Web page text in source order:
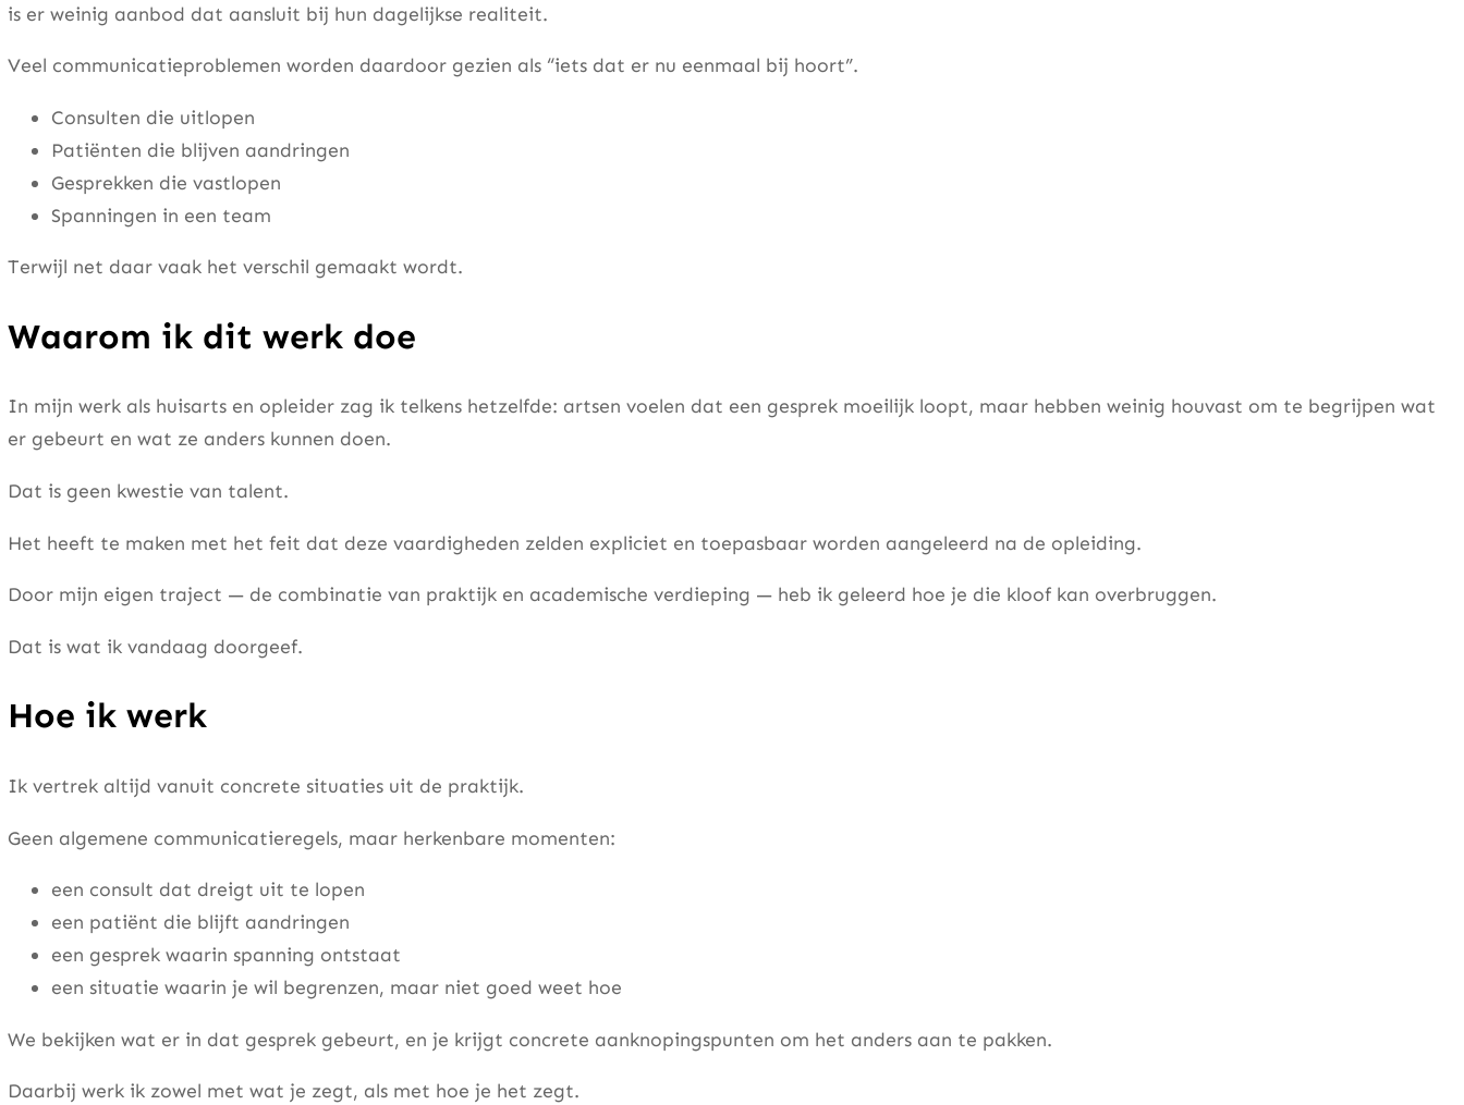
is er weinig aanbod dat aansluit bij hun dagelijkse realiteit.
Veel communicatieproblemen worden daardoor gezien als “iets dat er nu eenmaal bij hoort”.
Consulten die uitlopen
Patiënten die blijven aandringen
Gesprekken die vastlopen
Spanningen in een team
Terwijl net daar vaak het verschil gemaakt wordt.
Waarom ik dit werk doe
In mijn werk als huisarts en opleider zag ik telkens hetzelfde: artsen voelen dat een gesprek moeilijk loopt, maar hebben weinig houvast om te begrijpen wat
er gebeurt en wat ze anders kunnen doen.
Dat is geen kwestie van talent.
Het heeft te maken met het feit dat deze vaardigheden zelden expliciet en toepasbaar worden aangeleerd na de opleiding.
Door mijn eigen traject — de combinatie van praktijk en academische verdieping — heb ik geleerd hoe je die kloof kan overbruggen.
Dat is wat ik vandaag doorgeef.
Hoe ik werk
Ik vertrek altijd vanuit concrete situaties uit de praktijk.
Geen algemene communicatieregels, maar herkenbare momenten:
een consult dat dreigt uit te lopen
een patiënt die blijft aandringen
een gesprek waarin spanning ontstaat
een situatie waarin je wil begrenzen, maar niet goed weet hoe
We bekijken wat er in dat gesprek gebeurt, en je krijgt concrete aanknopingspunten om het anders aan te pakken.
Daarbij werk ik zowel met wat je zegt, als met hoe je het zegt.